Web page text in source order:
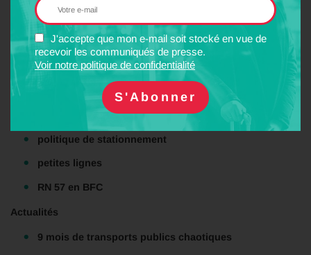
J'accepte que mon e-mail soit stocké en vue de
recevoir les communiqués de presse.
Voir notre politique de confidentialité
nouvelle offre Lyria 2020 entre Paris et Lausanne
Dossiers thématiques
accessibilité
réseau capillaire en BFC
Loi d ‘orientation des mobilités
politique de stationnement
petites lignes
RN 57 en BFC
Actualités
9 mois de transports publics chaotiques